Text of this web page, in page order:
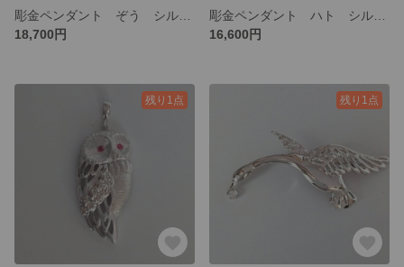
18,700円
16,600円
残り1点 残り1点